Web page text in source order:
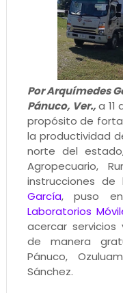
Por Arquímedes
Pánuco, Ver.,a 11
propósito de
la productividad
norte del
Agropecuario,
instrucciones de
García, puso
Laboratorios
acercar
de manera
Pánuco,
Sánchez.